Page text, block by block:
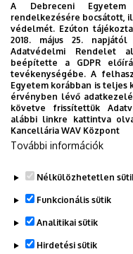
2026. augusztus 4.
A hőség
AGRÁRTUDOMÁNY
A Debreceni
rendelkezésére bocsátott,
védelmét. Ezúton
2018. május 25.
Adatvédelmi Rendelet
beépítette a GDPR
tevékenységébe. A
Egyetem korábban is
érvényben lévő
követve frissítettük
alábbi linkre kattintva
Kancellária WAV Központ
További információk
Nélkülözhetetlen
Funkcionális sütik
Analitikai sütik
Hirdetési sütik